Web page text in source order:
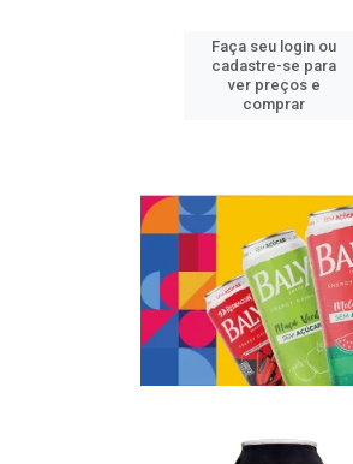
Faça seu login ou
cadastre-se para
ver preços e
comprar